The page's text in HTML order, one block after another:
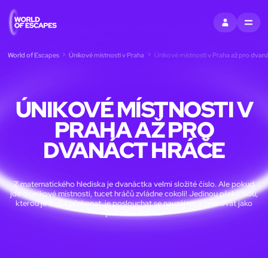
PŘIHLÁSIT SE
MENU
World of Escapes Únikové místnosti v Praha Únikové místnosti v Praha až pro
ÚNIKOVÉ MÍSTNOSTI V
PRAHA AŽ PRO
DVANÁCT HRÁČE
Z matematického hlediska je dvanáctka velmi složité číslo. Ale pokud
jde o únikové místnosti, tucet hráčů zvládne cokoli! Jedinou překážkou,
kterou je třeba překonat, je poslouchat se navzájem a pracovat jako
jednotná fronta.